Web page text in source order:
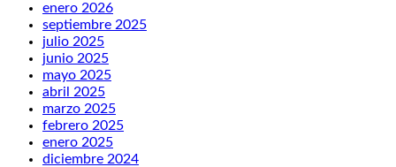
enero 2026
septiembre 2025
julio 2025
junio 2025
mayo 2025
abril 2025
marzo 2025
febrero 2025
enero 2025
diciembre 2024